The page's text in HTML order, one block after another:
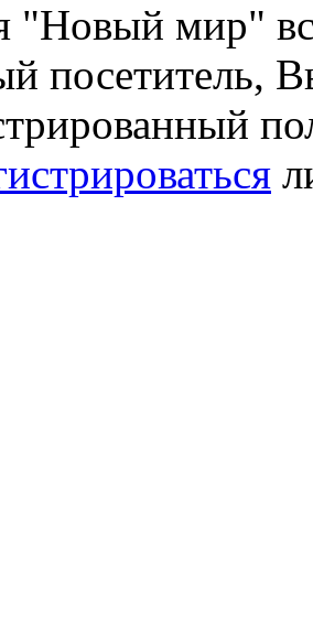
"Новый мир"
посетитель,